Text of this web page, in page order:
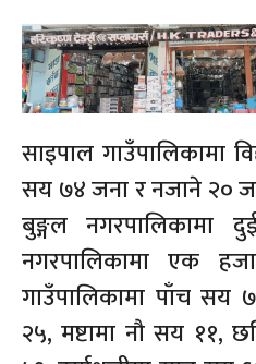
साइपाल गाउँपालिकामा
सय ७४ जना र नजाने २०
बुङ्गल नगरपालिकामा
नगरपालिकामा एक
गाउँपालिकामा पाँच
२५, मष्टामा नौ सय ११,